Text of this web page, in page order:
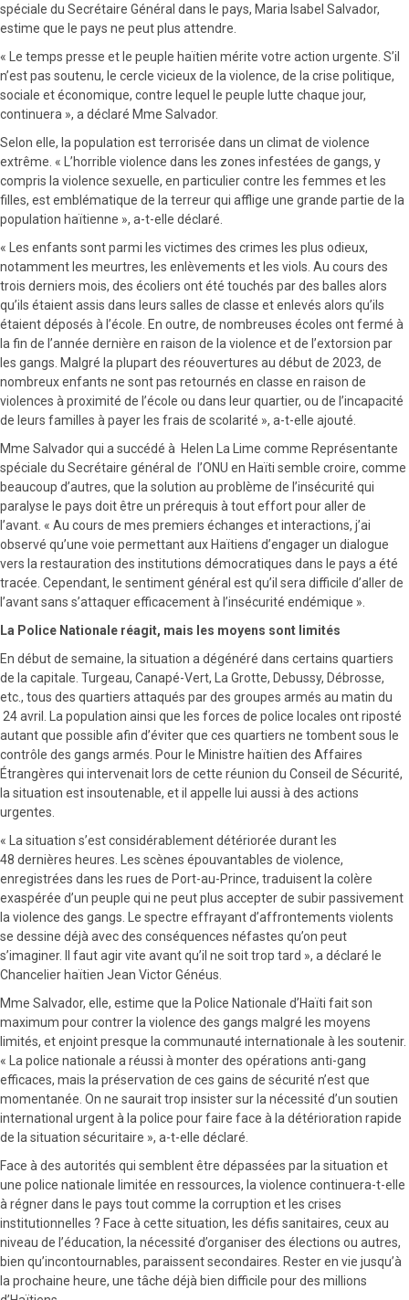
spéciale du Secrétaire Général dans le pays, Maria Isabel Salvador,
estime que le pays ne peut plus attendre.
« Le temps presse et le peuple haïtien mérite votre action urgente. S’il
n’est pas soutenu, le cercle vicieux de la violence, de la crise politique,
sociale et économique, contre lequel le peuple lutte chaque jour,
continuera », a déclaré Mme Salvador.
Selon elle, la population est terrorisée dans un climat de violence
extrême. « L’horrible violence dans les zones infestées de gangs, y
compris la violence sexuelle, en particulier contre les femmes et les
filles, est emblématique de la terreur qui afflige une grande partie de la
population haïtienne », a-t-elle déclaré.
« Les enfants sont parmi les victimes des crimes les plus odieux,
notamment les meurtres, les enlèvements et les viols. Au cours des
trois derniers mois, des écoliers ont été touchés par des balles alors
qu’ils étaient assis dans leurs salles de classe et enlevés alors qu’ils
étaient déposés à l’école. En outre, de nombreuses écoles ont fermé à
la fin de l’année dernière en raison de la violence et de l’extorsion par
les gangs. Malgré la plupart des réouvertures au début de 2023, de
nombreux enfants ne sont pas retournés en classe en raison de
violences à proximité de l’école ou dans leur quartier, ou de l’incapacité
de leurs familles à payer les frais de scolarité », a-t-elle ajouté.
Mme Salvador qui a succédé à Helen La Lime comme Représentante
spéciale du Secrétaire général de l’ONU en Haïti semble croire, comme
beaucoup d’autres, que la solution au problème de l’insécurité qui
paralyse le pays doit être un prérequis à tout effort pour aller de
l’avant. « Au cours de mes premiers échanges et interactions, j’ai
observé qu’une voie permettant aux Haïtiens d’engager un dialogue
vers la restauration des institutions démocratiques dans le pays a été
tracée. Cependant, le sentiment général est qu’il sera difficile d’aller de
l’avant sans s’attaquer efficacement à l’insécurité endémique ».
La Police Nationale réagit, mais les moyens sont limités
En début de semaine, la situation a dégénéré dans certains quartiers
de la capitale. Turgeau, Canapé-Vert, La Grotte, Debussy, Débrosse,
etc., tous des quartiers attaqués par des groupes armés au matin du
24 avril. La population ainsi que les forces de police locales ont riposté
autant que possible afin d’éviter que ces quartiers ne tombent sous le
contrôle des gangs armés. Pour le Ministre haïtien des Affaires
Étrangères qui intervenait lors de cette réunion du Conseil de Sécurité,
la situation est insoutenable, et il appelle lui aussi à des actions
urgentes.
« La situation s’est considérablement détériorée durant les
48 dernières heures. Les scènes épouvantables de violence,
enregistrées dans les rues de Port-au-Prince, traduisent la colère
exaspérée d’un peuple qui ne peut plus accepter de subir passivement
la violence des gangs. Le spectre effrayant d’affrontements violents
se dessine déjà avec des conséquences néfastes qu’on peut
s’imaginer. Il faut agir vite avant qu’il ne soit trop tard », a déclaré le
Chancelier haïtien Jean Victor Généus.
Mme Salvador, elle, estime que la Police Nationale d’Haïti fait son
maximum pour contrer la violence des gangs malgré les moyens
limités, et enjoint presque la communauté internationale à les soutenir.
« La police nationale a réussi à monter des opérations anti-gang
efficaces, mais la préservation de ces gains de sécurité n’est que
momentanée. On ne saurait trop insister sur la nécessité d’un soutien
international urgent à la police pour faire face à la détérioration rapide
de la situation sécuritaire », a-t-elle déclaré.
Face à des autorités qui semblent être dépassées par la situation et
une police nationale limitée en ressources, la violence continuera-t-elle
à régner dans le pays tout comme la corruption et les crises
institutionnelles ? Face à cette situation, les défis sanitaires, ceux au
niveau de l’éducation, la nécessité d’organiser des élections ou autres,
bien qu’incontournables, paraissent secondaires. Rester en vie jusqu’à
la prochaine heure, une tâche déjà bien difficile pour des millions